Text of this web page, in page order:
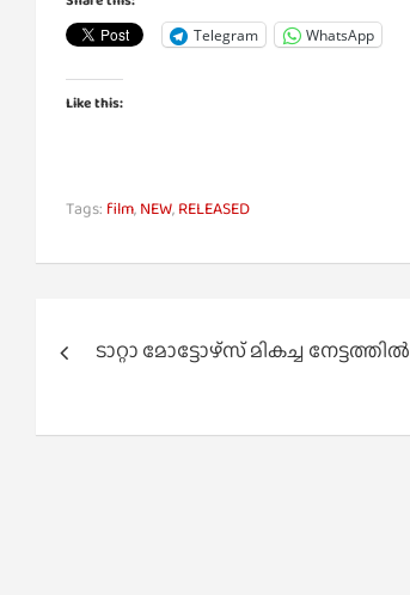
Telegram WhatsApp
Like this:
Tags: film, NEW, RELEASED
navigation
ടാറ്റാ മോട്ടോഴ്‍സ് മികച്ച നേട്ടത്തില്‍